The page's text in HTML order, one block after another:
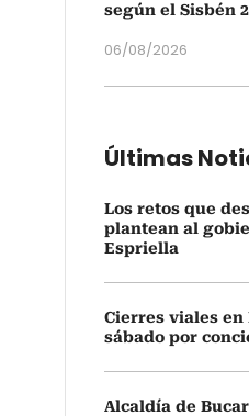
según el Sisbén
06/08/2026
Últimas
Los retos que
plantean al
Espriella
Cierres viales en
sábado por
Alcaldía de